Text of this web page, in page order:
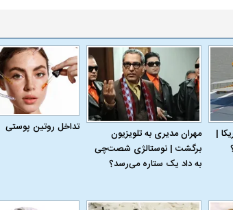
|
مهران مدیری به تلویزیون
برگشت | نوستالژی شصت‌چی
به داد یک ستاره می‌رسد؟
تداخل روتین پوستی